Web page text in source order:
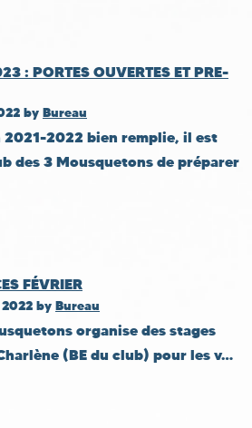
: PORTES OUVERTES ET PRE-
by Bureau
2021-2022 bien remplie, il est
des 3 Mousquetons de préparer
FÉVRIER
by Bureau
organise des stages
(BE du club) pour les v…